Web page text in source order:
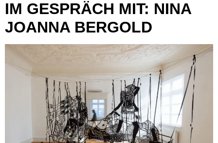
IM GESPRÄCH MIT: NINA
JOANNA BERGOLD